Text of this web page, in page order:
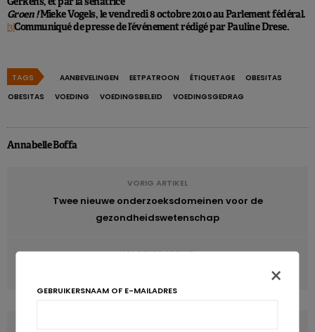
Groen !Mieke Vogels, le vendredi 8 octobre 2010 au Parlement fédéral.
[3]Communiqué de presse de l’événement rédigé par Pauline Drese.
TAGS AANBEVELINGEN EETPATROON ÉTIQUETAGE
OBESITAS
OBESITAS
VOEDING VOEDINGSBELEID VOEDINGSGEDRAG
Annabelle Boffa
VORIG ARTIKEL
Twee nieuwe onderzoeksdomeinen voor de
gezondheidswetenschap
VOLGENDE ARTIKEL
Een kopje koffie per dag om het DNA te beschermen?
×
GEBRUIKERSNAAM OF E-MAILADRES